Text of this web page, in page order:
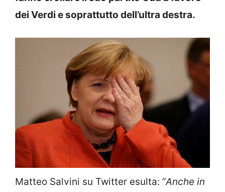
dei Verdi e soprattutto dell’ultra destra.
Matteo Salvini su Twitter esulta: “Anche in